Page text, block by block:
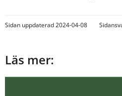
Sidan uppdaterad 2024-04-08
Läs mer: